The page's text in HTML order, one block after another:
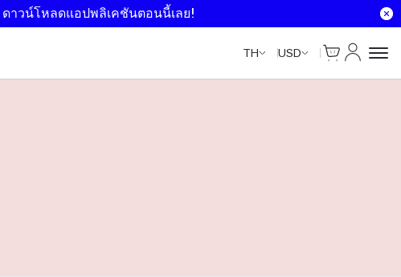
ดาวน์โหลดแอปพลิเคชันตอนนี้เลย!
TH USD
ตะกร้าสินค้า
บัญชีของ